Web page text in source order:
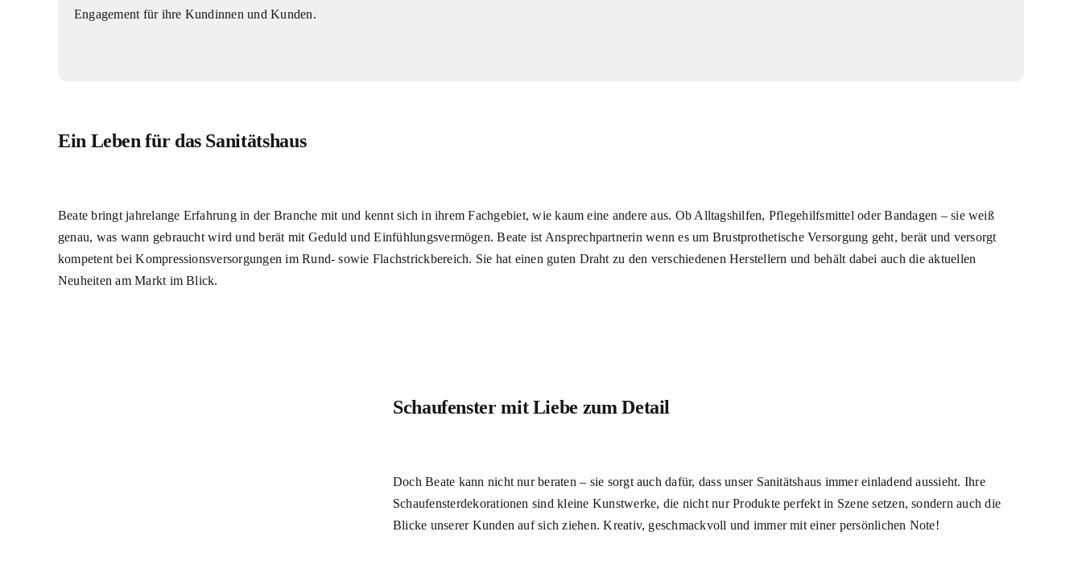
Engagement für ihre Kundinnen und Kunden.
Ein Leben für das Sanitätshaus
Beate bringt jahrelange Erfahrung in der Branche mit und kennt sich in ihrem Fachgebiet, wie kaum eine andere aus. Ob Alltagshilfen, Pflegehilfsmittel oder Bandagen – sie weiß
genau, was wann gebraucht wird und berät mit Geduld und Einfühlungsvermögen. Beate ist Ansprechpartnerin wenn es um Brustprothetische Versorgung geht, berät und versorgt
kompetent bei Kompressionsversorgungen im Rund- sowie Flachstrickbereich. Sie hat einen guten Draht zu den verschiedenen Herstellern und behält dabei auch die aktuellen
Neuheiten am Markt im Blick.
Schaufenster mit Liebe zum Detail
Doch Beate kann nicht nur beraten – sie sorgt auch dafür, dass unser Sanitätshaus immer einladend aussieht. Ihre
Schaufensterdekorationen sind kleine Kunstwerke, die nicht nur Produkte perfekt in Szene setzen, sondern auch die
Blicke unserer Kunden auf sich ziehen. Kreativ, geschmackvoll und immer mit einer persönlichen Note!